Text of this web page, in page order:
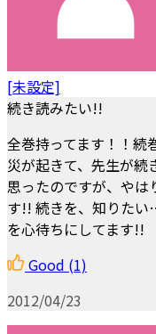
[未設定]
続き読みたい!!
全巻持ってます！！続
災が起きて、先生が
思ったのですが、やは
す!! 続きを、知りた
を心待ちにしてます!!
Good (1)
2012/04/23